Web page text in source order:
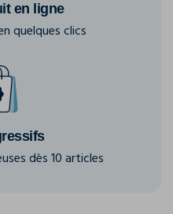
en ligne
quelques clics
dès 10 articles